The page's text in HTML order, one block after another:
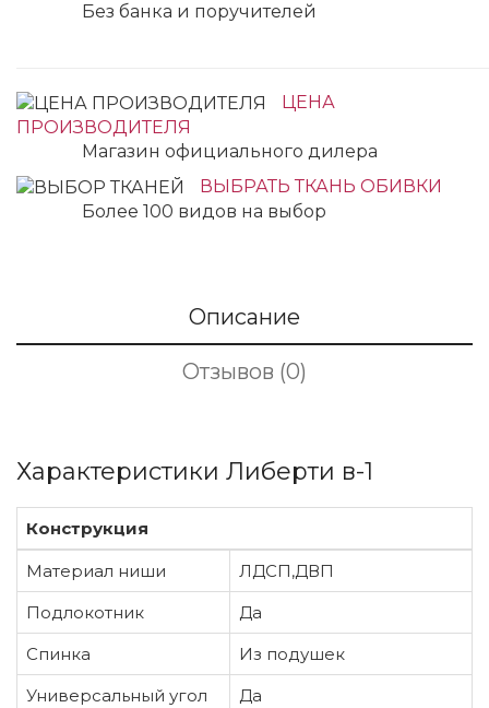
Без банка и поручителей
ЦЕНА
ПРОИЗВОДИТЕЛЯ
Магазин официального дилера
ВЫБРАТЬ ТКАНЬ ОБИВКИ
Более 100 видов на выбор
Описание
Отзывов (0)
Характеристики Либерти в-1
Конструкция
Материал ниши
ЛДСП,ДВП
Подлокотник
Да
Спинка
Из подушек
Универсальный угол
Да